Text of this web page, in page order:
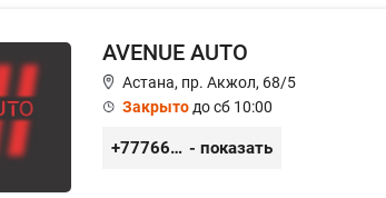
AVENUE AUTO
Астана, пр. Акжол, 68/5
Закрытодо сб 10:00
+77766857788 - показать